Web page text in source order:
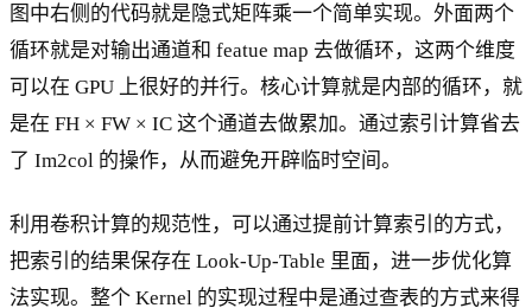
图中右侧的代码就是隐式矩阵乘一个简单实现。外面两个
循环就是对输出通道和 featue map 去做循环，这两个维度
可以在 GPU 上很好的并行。核心计算就是内部的循环，就
是在 FH × FW × IC 这个通道去做累加。通过索引计算省去
了 Im2col 的操作，从而避免开辟临时空间。
利用卷积计算的规范性，可以通过提前计算索引的方式，
把索引的结果保存在 Look-Up-Table 里面，进一步优化算
法实现。整个 Kernel 的实现过程中是通过查表的方式来得